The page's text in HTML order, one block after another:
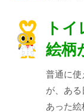
ト
絵柄
普通に使
が、あ
あった絵